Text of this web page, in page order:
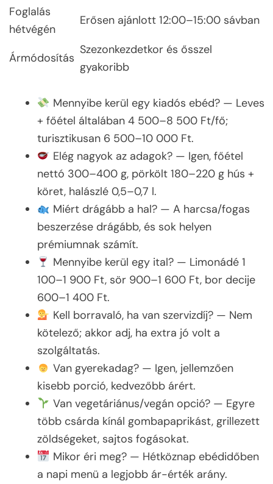
Foglalás
hétvégén
Erősen ajánlott 12:00–15:00 sávban
Ármódosítás
Szezonkezdetkor és ősszel
gyakoribb
Mennyibe kerül egy kiadós ebéd? — Leves
+ főétel általában 4 500–8 500 Ft/fő;
turisztikusan 6 500–10 000 Ft.
Elég nagyok az adagok? — Igen, főétel
nettó 300–400 g, pörkölt 180–220 g hús +
köret, halászlé 0,5–0,7 l.
Miért drágább a hal? — A harcsa/fogas
beszerzése drágább, és sok helyen
prémiumnak számít.
Mennyibe kerül egy ital? — Limonádé 1
100–1 900 Ft, sör 900–1 600 Ft, bor decije
600–1 400 Ft.
Kell borravaló, ha van szervizdíj? — Nem
kötelező; akkor adj, ha extra jó volt a
szolgáltatás.
Van gyerekadag? — Igen, jellemzően
kisebb porció, kedvezőbb árért.
Van vegetáriánus/vegán opció? — Egyre
több csárda kínál gombapaprikást, grillezett
zöldségeket, sajtos fogásokat.
Mikor éri meg? — Hétköznap ebédidőben
a napi menü a legjobb ár-érték arány.